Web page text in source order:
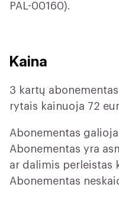
PAL-00160).
Kaina
3 kartų
rytais kainuoja 72
Abonementas
Abonementas yra
ar dalimis perleistas
Abonementas